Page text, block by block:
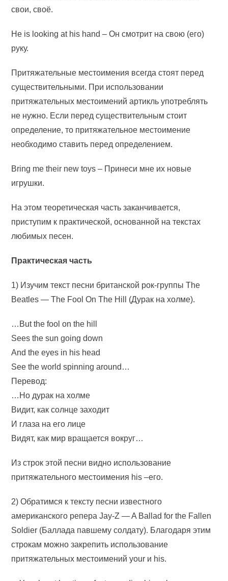
свои, своё.
He is looking at his hand – Он смотрит на свою (его)
руку.
Притяжательные местоимения всегда стоят перед
существительными. При использовании
притяжательных местоимений артикль употреблять
не нужно. Если перед существительным стоит
определение, то притяжательное местоимение
необходимо ставить перед определением.
Bring me their new toys – Принеси мне их новые
игрушки.
На этом теоретическая часть заканчивается,
приступим к практической, основанной на текстах
любимых песен.
Практическая часть
1) Изучим текст песни британской рок-группы The
Beatles — The Fool On The Hill (Дурак на холме).
…But the fool on the hill
Sees the sun going down
And the eyes in his head
See the world spinning around…
Перевод:
…Но дурак на холме
Видит, как солнце заходит
И глаза на его лице
Видят, как мир вращается вокруг…
Из строк этой песни видно использование
притяжательного местоимения his –его.
2) Обратимся к тексту песни известного
американского репера Jay-Z — A Ballad for the Fallen
Soldier (Баллада павшему солдату). Благодаря этим
строкам можно закрепить использование
притяжательных местоимений your и his.